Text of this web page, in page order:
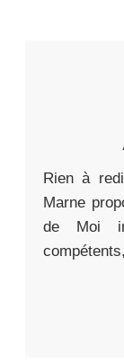
Rien à
Marne
de Moi